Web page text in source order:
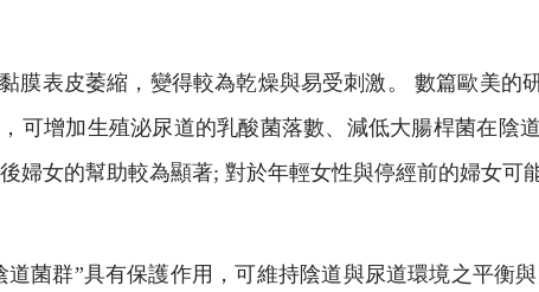
膜表皮萎縮，變得較為乾燥與易受刺激。 數篇歐美的
可增加生殖泌尿道的乳酸菌落數、減低大腸桿菌在陰
婦女的幫助較為顯著; 對於年輕女性與停經前的婦女可
菌群”具有保護作用，可維持陰道與尿道環境之平衡